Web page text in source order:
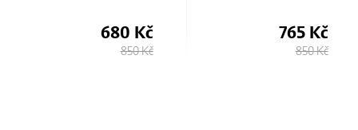
680 Kč
850 Kč
765 Kč
850 Kč